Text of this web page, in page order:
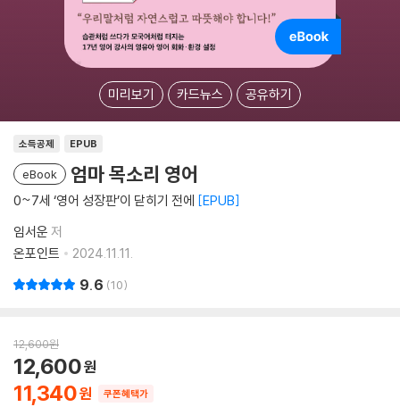
미리보기 카드뉴스 공유하기
소득공제 EPUB
eBook 엄마 목소리 영어
0~7세 ‘영어 성장판’이 닫히기 전에 EPUB
임서운 저
온포인트
2024.11.11.
9.6 10
12,600원
11,340
12,600
쿠폰혜택가